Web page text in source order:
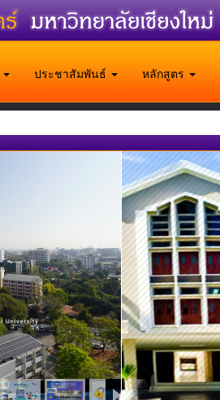
ประชาสัมพันธ์ หลักสูตร